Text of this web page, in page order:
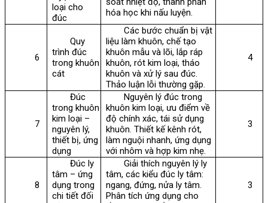
loại cho
đúc
hóa học khi nấu luyện.
6
Quy
trình đúc
trong khuôn
cát
Các bước chuẩn bị vật
liệu làm khuôn, chế tạo
khuôn mẫu và lõi, lắp ráp
khuôn, rót kim loại, tháo
khuôn và xử lý sau đúc.
Thảo luận lỗi thường gặp.
4
7
Đúc
trong khuôn
kim loại –
nguyên lý,
thiết bị, ứng
dụng
Nguyên lý đúc trong
khuôn kim loại, ưu điểm về
độ chính xác, tái sử dụng
khuôn. Thiết kế kênh rót,
làm nguội nhanh, ứng dụng
với nhôm và hợp kim nhẹ.
3
8
Đúc ly
tâm – ứng
dụng trong
chi tiết đối
Giải thích nguyên lý ly
tâm, các kiểu đúc ly tâm:
ngang, đứng, nửa ly tâm.
Phân tích ứng dụng cho
3